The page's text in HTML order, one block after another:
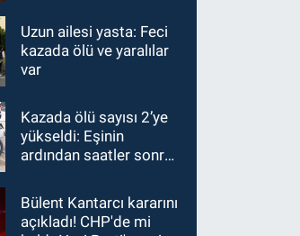
GÜNDEM
21:11Zonguldak’ta
A101 müşteriden iki kez
ödemiyor!
GÜNDEM
20:48Zonguldaklı
oyuncu Ülkü Hilal
suç duyurusu
Uzun ailesi yasta: Feci
kazada ölü ve yaralılar
var
Kazada ölü sayısı 2’ye
yükseldi: Eşinin
ardından saatler sonra
kaybetti
Bülent Kantarcı kararını
açıkladı! CHP'de mi